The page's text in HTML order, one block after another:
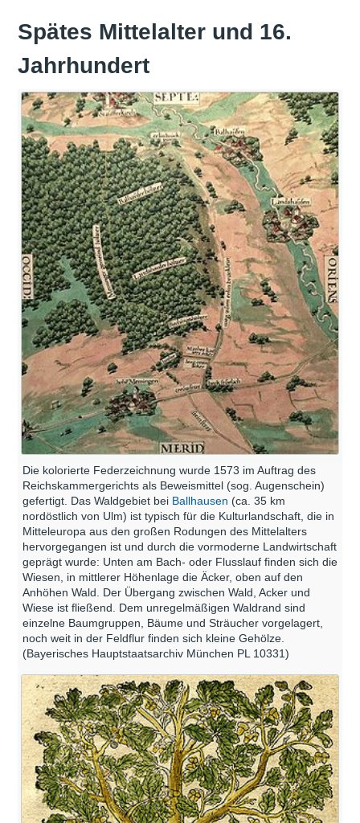
Spätes Mittelalter und 16.
Jahrhundert
Die kolorierte Federzeichnung wurde 1573 im Auftrag des
Reichskammergerichts als Beweismittel (sog. Augenschein)
gefertigt. Das Waldgebiet bei Ballhausen (ca. 35 km
nordöstlich von Ulm) ist typisch für die Kulturlandschaft, die in
Mitteleuropa aus den großen Rodungen des Mittelalters
hervorgegangen ist und durch die vormoderne Landwirtschaft
geprägt wurde: Unten am Bach- oder Flusslauf finden sich die
Wiesen, in mittlerer Höhenlage die Äcker, oben auf den
Anhöhen Wald. Der Übergang zwischen Wald, Acker und
Wiese ist fließend. Dem unregelmäßigen Waldrand sind
einzelne Baumgruppen, Bäume und Sträucher vorgelagert,
noch weit in der Feldflur finden sich kleine Gehölze.
(Bayerisches Hauptstaatsarchiv München PL 10331)